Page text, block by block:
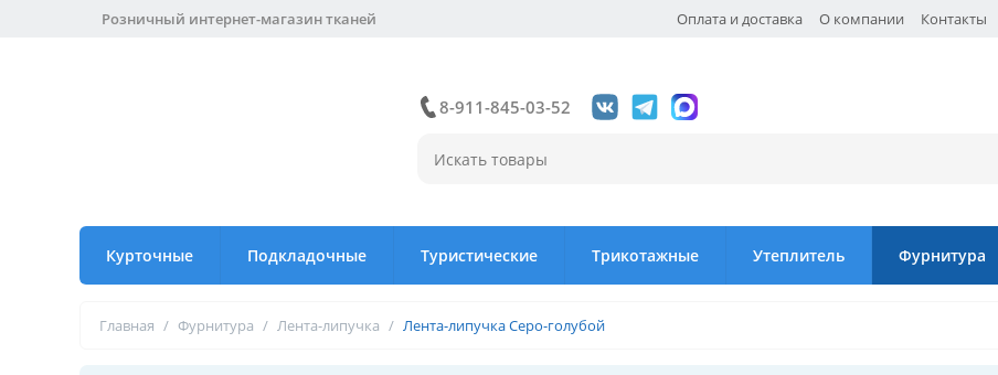
Оплата и доставка О компании Контакты
Розничный интернет-магазин тканей
8-911-845-03-52
Курточные Подкладочные Туристические Трикотажные Утеплитель Фурнитура
Главная / Фурнитура / Лента-липучка / Лента-липучка Серо-голубой